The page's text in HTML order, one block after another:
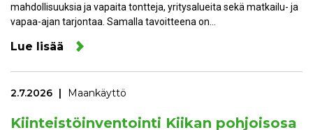
mahdollisuuksia ja vapaita tontteja, yritysalueita sekä matkailu- ja
vapaa-ajan tarjontaa. Samalla tavoitteena on…
Lue lisää
2.7.2026 Maankäyttö
Kiinteistöinventointi Kiikan pohjoisosa